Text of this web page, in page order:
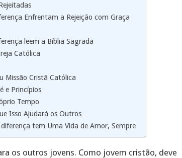
Enfrentam a Rejeição com Graça
leem a Bíblia Sagrada
Católica
Missão Cristã Católica
e Princípios
Tempo
Isso Ajudará os Outros
tem Uma Vida de Amor, Sempre
os outros jovens. Como jovem cristão, deve